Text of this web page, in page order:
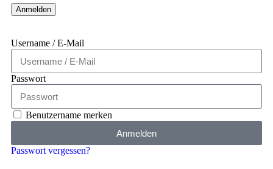
Username / E-Mail
Passwort
Benutzername merken
Anmelden
Passwort vergessen?